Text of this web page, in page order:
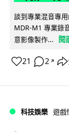
談到專業混音專
MDR-M1 專業錄
意影像製作...
閱
21 2 ↗
科技娛樂 遊戲